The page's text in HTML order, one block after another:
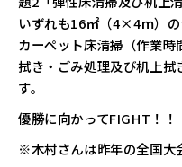
いずれも16㎡（4×4ｍ）
カーペット床清掃（作業時
拭き・ごみ処理及び机上
す。
優勝に向かってFIGHT！！
※木村さんは昨年の全国大